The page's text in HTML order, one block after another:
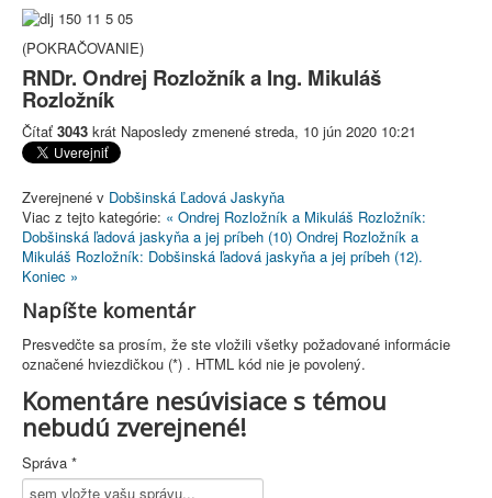
(POKRAČOVANIE)
RNDr. Ondrej Rozložník a Ing. Mikuláš
Rozložník
Čítať 3043 krát Naposledy zmenené streda, 10 jún 2020 10:21
Zverejnené v Dobšinská Ľadová Jaskyňa
Viac z tejto kategórie: « Ondrej Rozložník a Mikuláš Rozložník:
Dobšinská ľadová jaskyňa a jej príbeh (10) Ondrej Rozložník a
Mikuláš Rozložník: Dobšinská ľadová jaskyňa a jej príbeh (12).
Koniec »
Napíšte komentár
Presvedčte sa prosím, že ste vložili všetky požadované informácie
označené hviezdičkou (*) . HTML kód nie je povolený.
Komentáre nesúvisiace s témou
nebudú zverejnené!
Správa *